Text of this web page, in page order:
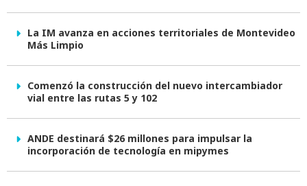
La IM avanza en acciones territoriales de Montevideo
Más Limpio
Comenzó la construcción del nuevo intercambiador
vial entre las rutas 5 y 102
ANDE destinará $26 millones para impulsar la
incorporación de tecnología en mipymes